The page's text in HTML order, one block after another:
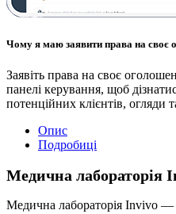
Чому я маю заявити права на своє
Заявіть права на своє
панелі керування, щоб
потенційних клієнтів, огляди
Опис
Подробиці
Медична лабораторія
Медична лабораторія Invivo —